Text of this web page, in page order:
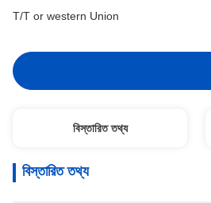
T/T or western Union
বিস্তারিত তথ্য
বিস্তারিত তথ্য